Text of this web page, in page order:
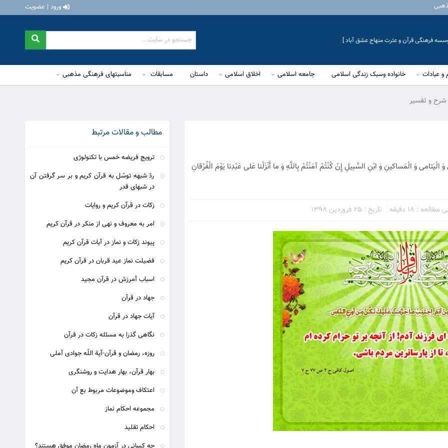
ورود | عضویت
فرهنگی قرآن و عترت منهاج عشق آباد ]
و عبادات خانواده وسبک زندگی اسلامی جامعه اسلامی اخلاق اسلامی داستان مسابقات مناسبتهای فرهنگی مذهبی
شرح و تفسیر
وَ الْمَساکینِ وَ ابْنِ السَّبیلِ إِنْ کُنْتُمْ آمَنْتُمْ بِاللَّهِ وَ ما أَنْزَلْنا عَلی‏ عَبْدِنا یَوْمَ الْفُرْقانِ
: 18 دقیقه تاریخ : 25 فروردین 1398
مطالب و مقالات مرتبط
ترویج فریضه خمس با تکنولوژی
ردّ شبهه توسّل به قرآن کریم و بر سر گرفتن آن
در شبهای قدر
زکات در قرآن کریم و روایات
امر به معروف و نهی از منکر در قرآن کریم
پیوند زکات و نماز در آیات قرآن کریم
فضیلت نماز عید قربان در قرآن کریم
اسباب آمرزش در قرآن مجيد
جهاد در قرآن
آیات جهاد در قرآن
نگاهی گذرا به مسئله زکات در قرآن
روزه، رمضان و قرآن-آیة اللّه جوادی آملی
بهار قرآن، بهار هدایت و روشنگری
اعتکاف وموضوعات مربوط بع آن
مجموعه احکام نماز
احکام تقلید
چه کسانی در آزمون ماه رمضان موفق هستند؟